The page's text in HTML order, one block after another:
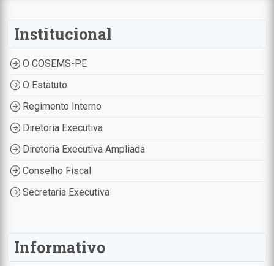
Institucional
O COSEMS-PE
O Estatuto
Regimento Interno
Diretoria Executiva
Diretoria Executiva Ampliada
Conselho Fiscal
Secretaria Executiva
Informativo